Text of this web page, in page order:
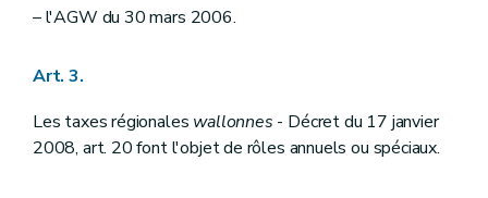
Chapitre VII Recouvrement
Section première Les poursuites
Art.35ter
Art.35quater
Art.35quinquies
– l'AGW du 30 mars 2006.
Art. 3.
Les taxes régionales wallonnes - Décret du 17 janvier
2008, art. 20 font l'objet de rôles annuels ou spéciaux.